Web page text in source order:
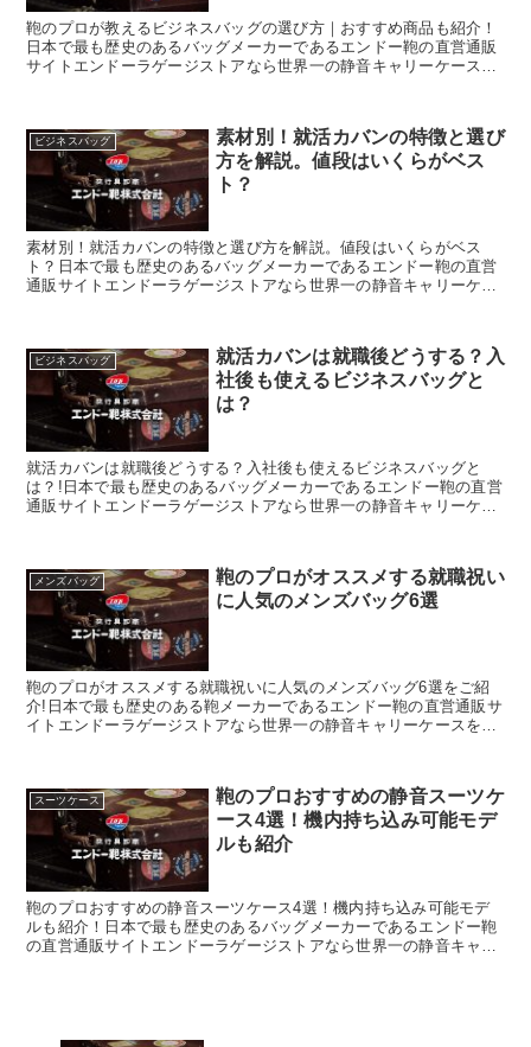
鞄のプロが教えるビジネスバッグの選び方｜おすすめ商品も紹介！
日本で最も歴史のあるバッグメーカーであるエンドー鞄の直営通販
サイトエンドーラゲージストアなら世界一の静音キャリーケースを
ビジネスバッグ
素材別！就活カバンの特徴と選び
方を解説。値段はいくらがベス
ト？
素材別！就活カバンの特徴と選び方を解説。値段はいくらがベス
ト？日本で最も歴史のあるバッグメーカーであるエンドー鞄の直営
通販サイトエンドーラゲージストアなら世界一の静音キャリーケー
ビジネスバッグ
就活カバンは就職後どうする？入
社後も使えるビジネスバッグと
は？
就活カバンは就職後どうする？入社後も使えるビジネスバッグと
は？!日本で最も歴史のあるバッグメーカーであるエンドー鞄の直営
通販サイトエンドーラゲージストアなら世界一の静音キャリーケー
メンズバッグ
鞄のプロがオススメする就職祝い
に人気のメンズバッグ6選
鞄のプロがオススメする就職祝いに人気のメンズバッグ6選をご紹
介!日本で最も歴史のある鞄メーカーであるエンドー鞄の直営通販サ
イトエンドーラゲージストアなら世界一の静音キャリーケースを始
スーツケース
鞄のプロおすすめの静音スーツケ
ース4選！機内持ち込み可能モデ
ルも紹介
鞄のプロおすすめの静音スーツケース4選！機内持ち込み可能モデ
ルも紹介！日本で最も歴史のあるバッグメーカーであるエンドー鞄
の直営通販サイトエンドーラゲージストアなら世界一の静音キャリ